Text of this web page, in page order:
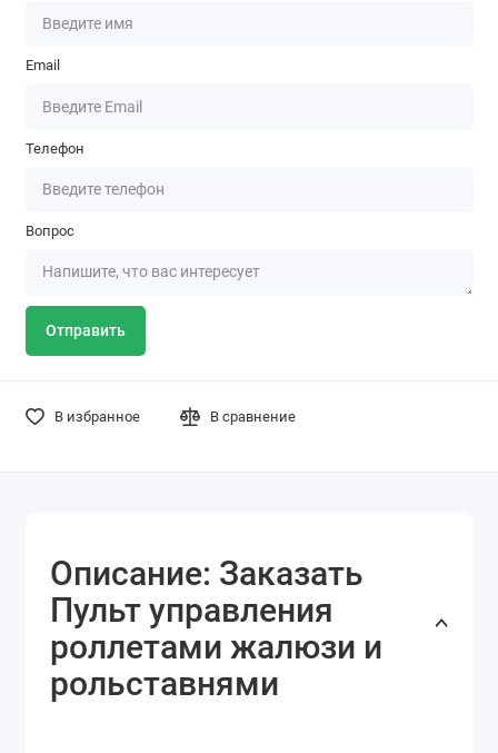
Email
Телефон
Вопрос
Отправить
В избранное В сравнение
Описание: Заказать
Пульт управления
роллетами жалюзи и
рольставнями